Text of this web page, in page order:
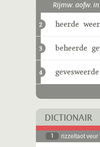
Rijmw. aofw.
2 heerde
3 beheerde
4 gevesweerde
DICTIONAIR
1 rizzeltaot veur